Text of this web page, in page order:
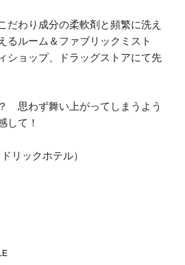
だわり成分の柔軟剤と頻繁に洗え
るルーム＆ファブリックミスト
ショップ、ドラッグストアにて先
思わず舞い上がってしまうよう
して！
ドリックホテル）